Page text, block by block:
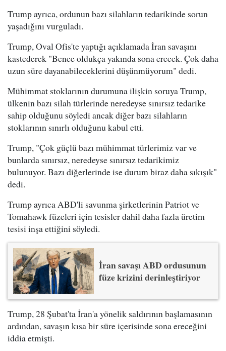
Trump ayrıca, ordunun bazı silahların tedarikinde sorun
yaşadığını vurguladı.
Trump, Oval Ofis'te yaptığı açıklamada İran savaşını
kastederek "Bence oldukça yakında sona erecek. Çok daha
uzun süre dayanabileceklerini düşünmüyorum" dedi.
Mühimmat stoklarının durumuna ilişkin soruya Trump,
ülkenin bazı silah türlerinde neredeyse sınırsız tedarike
sahip olduğunu söyledi ancak diğer bazı silahların
stoklarının sınırlı olduğunu kabul etti.
Trump, "Çok güçlü bazı mühimmat türlerimiz var ve
bunlarda sınırsız, neredeyse sınırsız tedarikimiz
bulunuyor. Bazı diğerlerinde ise durum biraz daha sıkışık"
dedi.
Trump ayrıca ABD'li savunma şirketlerinin Patriot ve
Tomahawk füzeleri için tesisler dahil daha fazla üretim
tesisi inşa ettiğini söyledi.
İran savaşı ABD ordusunun
füze krizini derinleştiriyor
Trump, 28 Şubat'ta İran'a yönelik saldırının başlamasının
ardından, savaşın kısa bir süre içerisinde sona ereceğini
iddia etmişti.